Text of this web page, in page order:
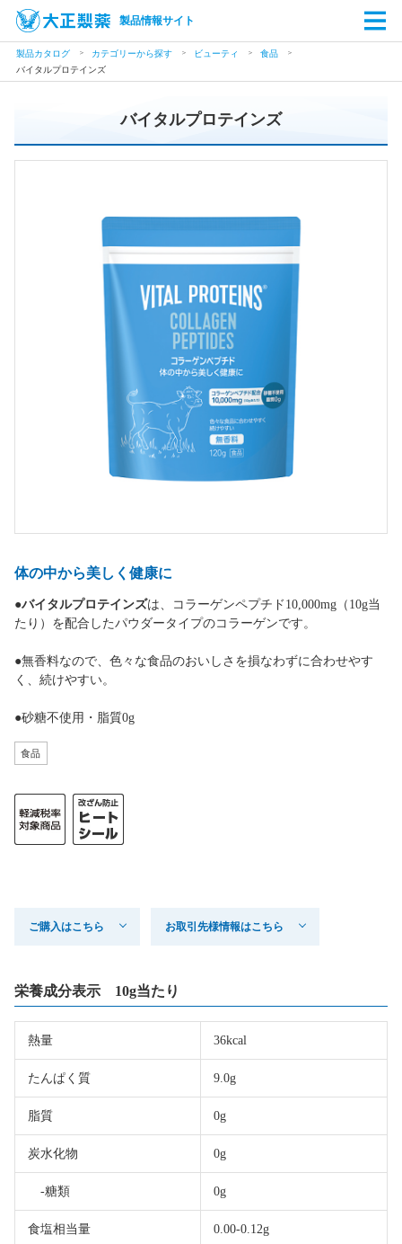
製品情報サイト
製品カタログ カテゴリーから探す ビューティ
食品
バイタルプロテインズ
バイタルプロテインズ
体の中から美しく健康に
●バイタルプロテインズは、コラーゲンペプチド10,000mg（10g当
たり）を配合したパウダータイプのコラーゲンです。
●無香料なので、色々な食品のおいしさを損なわずに合わせやす
く、続けやすい。
●砂糖不使用・脂質0g
食品
ご購入はこちら お取引先様情報はこちら
栄養成分表示 10g当たり
熱量 36kcal
たんぱく質 9.0g
脂質 0g
炭水化物 0g
-糖類 0g
食塩相当量 0.00-0.12g